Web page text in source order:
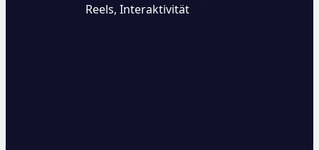
Reels, Interaktivität